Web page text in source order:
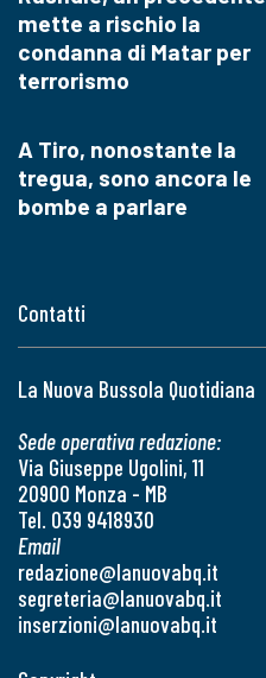
Contatti
La Nuova Bussola Quotidiana
Sede operativa redazione:
Via Giuseppe Ugolini, 11
20900 Monza - MB
Tel. 039 9418930
Email
redazione@lanuovabq.it
segreteria@lanuovabq.it
inserzioni@lanuovabq.it
mette a rischio la
condanna di Matar per
terrorismo
A Tiro, nonostante la
tregua, sono ancora le
bombe a parlare